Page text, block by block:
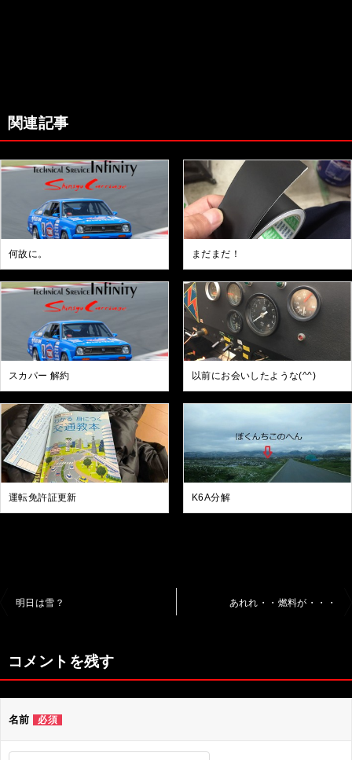
関連記事
何故に。 まだまだ！
スカパー 解約 以前にお会いしたような(^^)
運転免許証更新 K6A分解
ビ
ゲ
ー
シ
明日は雪？ あれれ・・燃料が・・・
コメントを残す
名前 必須